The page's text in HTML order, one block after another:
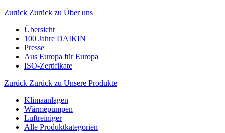
Zurück Zurück zu Über uns
Übersicht
100 Jahre DAIKIN
Presse
Aus Europa für Europa
ISO-Zertifikate
Zurück Zurück zu Unsere Produkte
Klimaanlagen
Wärmepumpen
Luftreiniger
Alle Produktkategorien